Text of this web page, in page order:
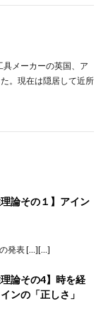
メーカーの英国、ア
。現在は隠居して近所
論その１】アイン
発表 […][…]
論その4】時を経
ンの「正しさ」